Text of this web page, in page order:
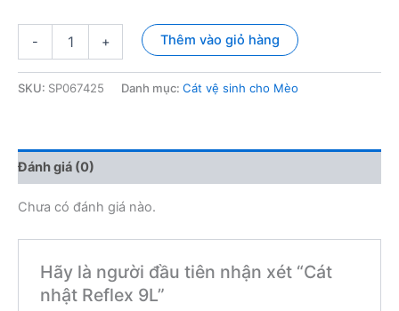
-
9L
+ Thêm vào giỏ hàng
SKU: SP067425 Danh mục: Cát vệ sinh cho Mèo
Đánh giá (0)
Chưa có đánh giá nào.
Hãy là người đầu tiên nhận xét “Cát
nhật Reflex 9L”